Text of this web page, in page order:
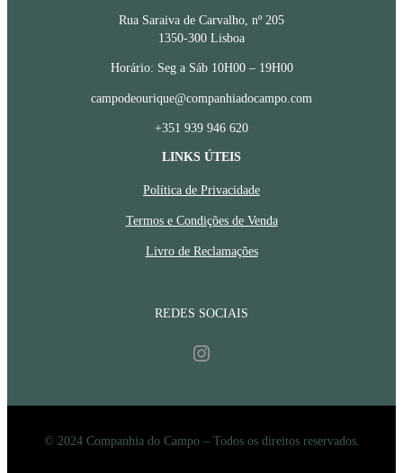
LINKS ÚTEIS
Política de Privacidade
Termos e Condições de Venda
Livro de Reclamações
REDES SOCIAIS
Instagram
Rua Saraiva de Carvalho, nº 205
1350-300 Lisboa
Horário: Seg a Sáb 10H00 – 19H00
campodeourique@companhiadocampo.com
+351 939 946 620
© 2024 Companhia do Campo – Todos os direitos reservados.